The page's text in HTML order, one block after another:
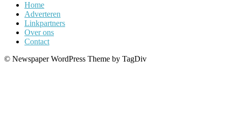
Home
Adverteren
Linkpartners
Over ons
Contact
© Newspaper WordPress Theme by TagDiv